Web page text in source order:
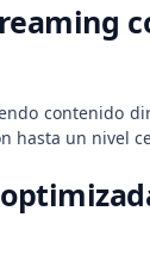
contenido
hasta un nivel